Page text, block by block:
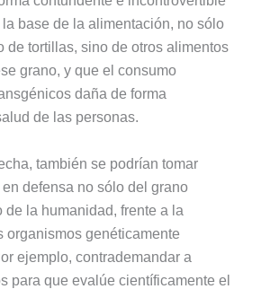
base de la alimentación, no sólo
de tortillas, sino de otros alimentos
grano, y que el consumo
daña de forma
de las personas.
también se podrían tomar
defensa no sólo del grano
de la humanidad, frente a la
organismos genéticamente
ejemplo, contrademandar a
para que evalúe científicamente el